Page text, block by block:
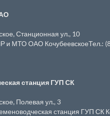
Станционная ул., 10
и МТО ОАО КочубеевскоеТел.:
станция ГУП СК
Полевая ул., 3
станция ГУП СК